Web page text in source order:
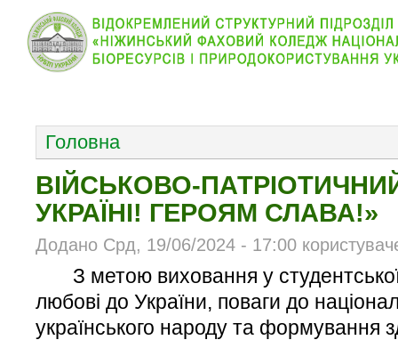
Головна
ВІЙСЬКОВО-
УКРАЇНІ! ГЕРОЯМ СЛАВА!»
Додано Срд, 19/06/2024 - 17:00
З метою виховання у студентської
любові до України, поваги до
українського народу та формування